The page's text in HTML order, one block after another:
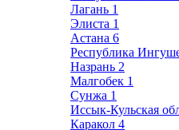
Лагань 1
Элиста 1
Астана 6
Республика
Назрань 2
Малгобек 1
Сунжа 1
Иссык-Кульская
Каракол 4